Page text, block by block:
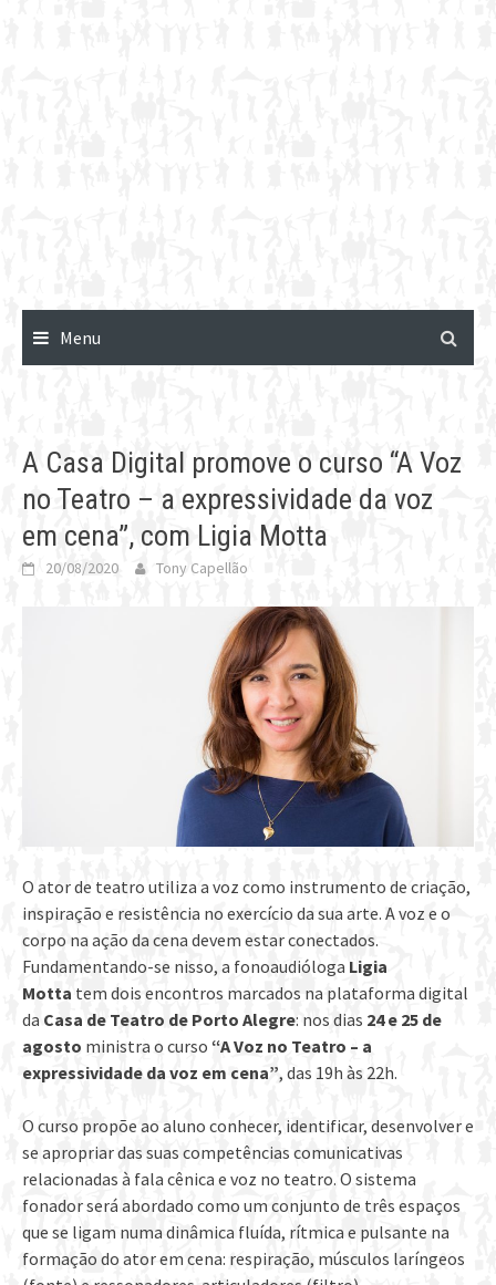
Menu
A Casa Digital promove o curso “A Voz
no Teatro – a expressividade da voz
em cena”, com Ligia Motta
20/08/2020 Tony Capellão
O ator de teatro utiliza a voz como instrumento de criação,
inspiração e resistência no exercício da sua arte. A voz e o
corpo na ação da cena devem estar conectados.
Fundamentando-se nisso, a fonoaudióloga Ligia
Motta tem dois encontros marcados na plataforma digital
da Casa de Teatro de Porto Alegre: nos dias 24 e 25 de
agosto ministra o curso “A Voz no Teatro – a
expressividade da voz em cena”, das 19h às 22h.
O curso propõe ao aluno conhecer, identificar, desenvolver e
se apropriar das suas competências comunicativas
relacionadas à fala cênica e voz no teatro. O sistema
fonador será abordado como um conjunto de três espaços
que se ligam numa dinâmica fluída, rítmica e pulsante na
formação do ator em cena: respiração, músculos laríngeos